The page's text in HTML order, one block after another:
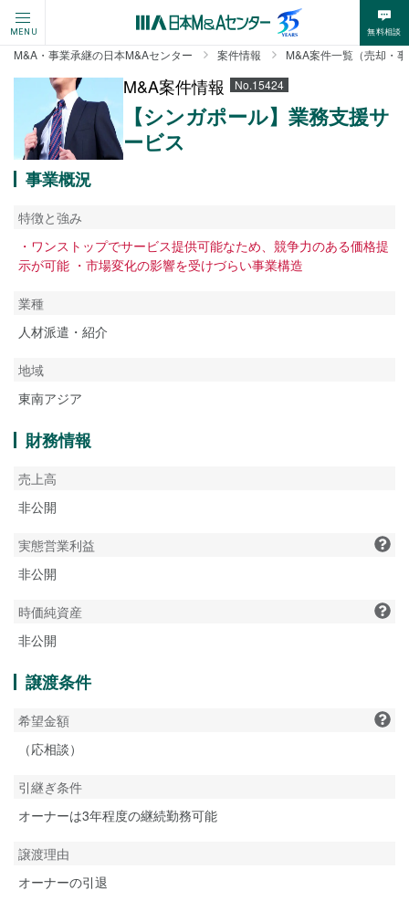
MENU 無料相談
M&A・事業承継の日本M&Aセンター 案件情報 M&A案件一覧（売却・
M&A案件情報 No.15424
【シンガポール】業務支援サ
ービス
事業概況
特徴と強み
・ワンストップでサービス提供可能なため、競争力のある価格提
示が可能 ・市場変化の影響を受けづらい事業構造
業種
人材派遣・紹介
地域
東南アジア
財務情報
売上高
非公開
実態営業利益
非公開
時価純資産
非公開
譲渡条件
希望金額
（応相談）
引継ぎ条件
オーナーは3年程度の継続勤務可能
譲渡理由
オーナーの引退